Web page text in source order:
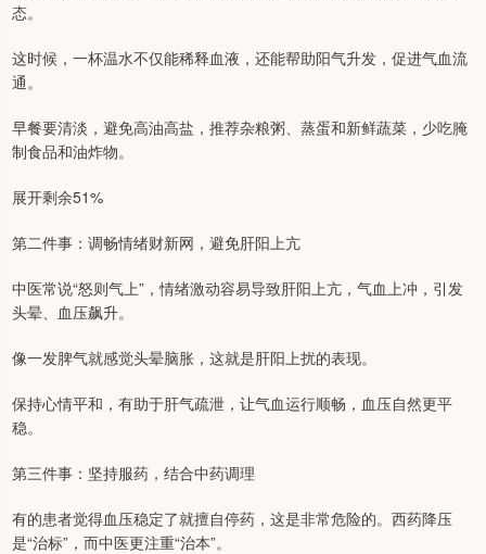
态。
这时候，一杯温水不仅能稀释血液，还能帮助阳气升发，促进气血流
通。
早餐要清淡，避免高油高盐，推荐杂粮粥、蒸蛋和新鲜蔬菜，少吃腌
制食品和油炸物。
展开剩余51%
第二件事：调畅情绪财新网，避免肝阳上亢
中医常说“怒则气上”，情绪激动容易导致肝阳上亢，气血上冲，引发
头晕、血压飙升。
像一发脾气就感觉头晕脑胀，这就是肝阳上扰的表现。
保持心情平和，有助于肝气疏泄，让气血运行顺畅，血压自然更平
稳。
第三件事：坚持服药，结合中药调理
有的患者觉得血压稳定了就擅自停药，这是非常危险的。西药降压
是“治标”，而中医更注重“治本”。